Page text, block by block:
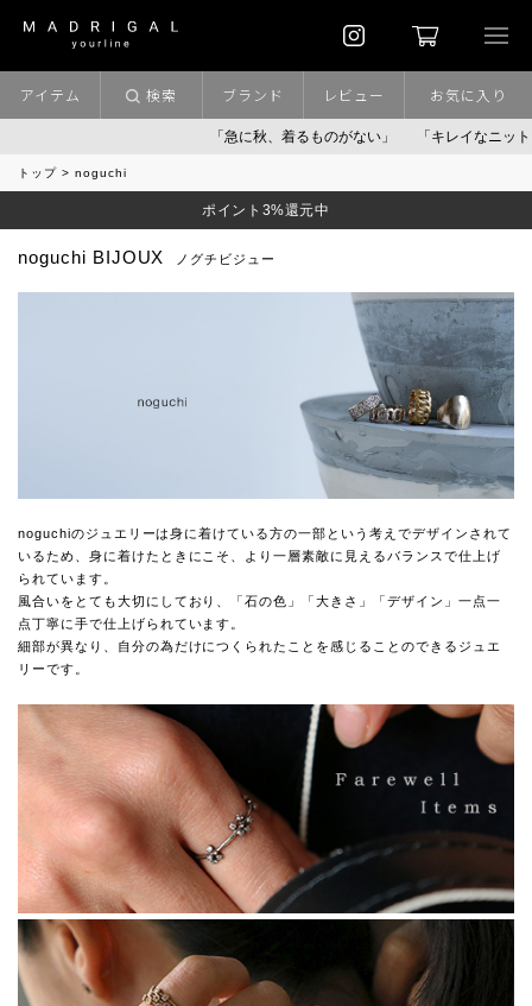
「急に秋、着るものがない」 「キレイなニット」
アイテム 検索 ブランド レビュー お気に入り
トップ noguchi
ポイント3%還元中
noguchi BIJOUX ノグチビジュー
noguchiのジュエリーは身に着けている方の一部という考えでデザインされて
いるため、身に着けたときにこそ、より一層素敵に見えるバランスで仕上げ
られています。
風合いをとても大切にしており、「石の色」「大きさ」「デザイン」一点一
点丁寧に手で仕上げられています。
細部が異なり、自分の為だけにつくられたことを感じることのできるジュエ
リーです。